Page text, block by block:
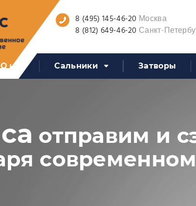
8 (495) 145-46-20 Москва
8 (812) 649-46-20 Санкт-
О нас Сальники Затворы
отправим и